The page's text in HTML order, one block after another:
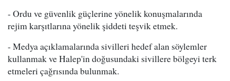
- Ordu ve güvenlik güçlerine yönelik konuşmalarında
rejim karşıtlarına yönelik şiddeti teşvik etmek.
- Medya açıklamalarında sivilleri hedef alan söylemler
kullanmak ve Halep'in doğusundaki sivillere bölgeyi terk
etmeleri çağrısında bulunmak.